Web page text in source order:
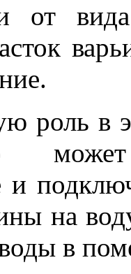
от
роль в
может
и
на
в